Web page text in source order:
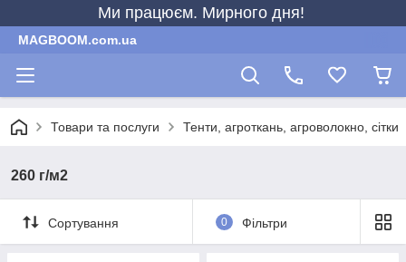
Ми працюєм. Мирного дня!
MAGBOOM.com.ua
Товари та послуги Тенти, агроткань, агроволокно, сітки
260 г/м2
Сортування 0 Фільтри